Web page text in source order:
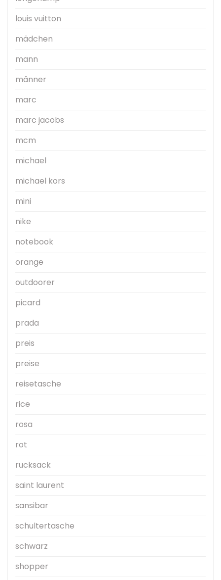
louis vuitton
mädchen
mann
männer
marc
marc jacobs
mcm
michael
michael kors
mini
nike
notebook
orange
outdoorer
picard
prada
preis
preise
reisetasche
rice
rosa
rot
rucksack
saint laurent
sansibar
schultertasche
schwarz
shopper